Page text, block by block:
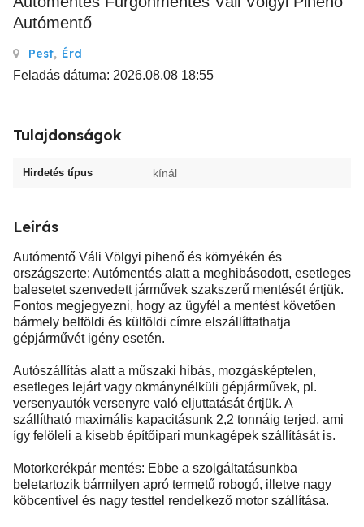
Autómentő
Pest, Érd
Feladás dátuma: 2026.08.08 18:55
Tulajdonságok
Hirdetés típus kínál
Leírás
Autómentő Váli Völgyi pihenő és környékén és
országszerte: Autómentés alatt a meghibásodott, esetleges
balesetet szenvedett járművek szakszerű mentését értjük.
Fontos megjegyezni, hogy az ügyfél a mentést követően
bármely belföldi és külföldi címre elszállíttathatja
gépjárművét igény esetén.
Autószállítás alatt a műszaki hibás, mozgásképtelen,
esetleges lejárt vagy okmánynélküli gépjárművek, pl.
versenyautók versenyre való eljuttatását értjük. A
szállítható maximális kapacitásunk 2,2 tonnáig terjed, ami
így felöleli a kisebb építőipari munkagépek szállítását is.
Motorkerékpár mentés: Ebbe a szolgáltatásunkba
beletartozik bármilyen apró termetű robogó, illetve nagy
köbcentivel és nagy testtel rendelkező motor szállítása.